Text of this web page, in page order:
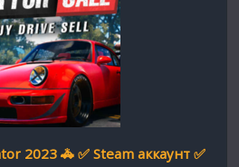
2023 🚓 ✅ Steam аккаунт ✅